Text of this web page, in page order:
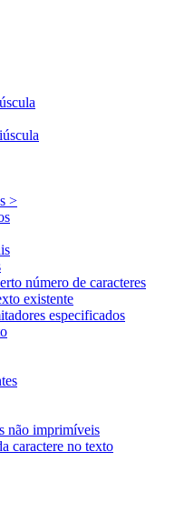
>
número de caracteres
existente
especificados
não imprimíveis
caractere no texto